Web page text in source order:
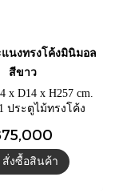
นงทรงโค้งมินิมอล
สีขาว
x D14 x H257 cm.
ประตูไม้ทรงโค้ง
วน แต่งคาเฟ่
สั่งซื้อสินค้า